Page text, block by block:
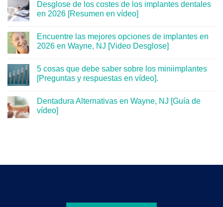
Desglose de los costes de los implantes dentales
en 2026 [Resumen en vídeo]
Encuentre las mejores opciones de implantes en
2026 en Wayne, NJ [Video Desglose]
5 cosas que debe saber sobre los miniimplantes
[Preguntas y respuestas en vídeo].
Dentadura Alternativas en Wayne, NJ [Guía de
vídeo]